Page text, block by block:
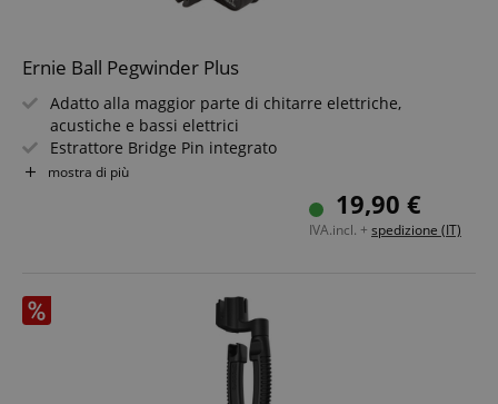
Ernie Ball Pegwinder Plus
Adatto alla maggior parte di chitarre elettriche,
acustiche e bassi elettrici
Estrattore Bridge Pin integrato
Design ergonomico con impugnatura morbida e
Testa antigraffio protegge lo strumento da danni
mostra di più
19,90 €
IVA.incl. + spedizione (IT)